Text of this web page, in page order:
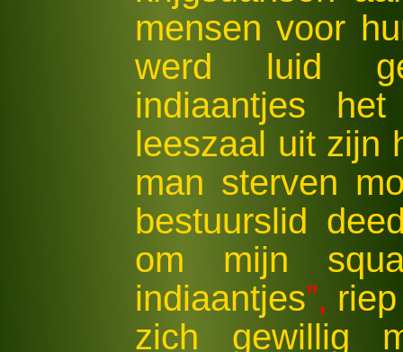
mensen voor
werd luid
indiaantjes
leeszaal uit zijn
man sterven
bestuurslid
om mijn
indiaantjes”,
zich gewillig